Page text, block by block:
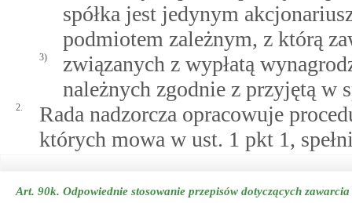
spółka jest jedynym
podmiotem zależnym, z którą
3)
związanych z wypłatą
należnych zgodnie z przyjętą w
2.
Rada nadzorcza opracowuje
których mowa w ust. 1 pkt 1,
Art. 90k. Odpowiednie stosowanie przepisów dotyczących